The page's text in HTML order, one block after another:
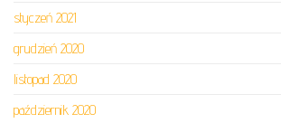
styczeń 2021
grudzień 2020
listopad 2020
październik 2020